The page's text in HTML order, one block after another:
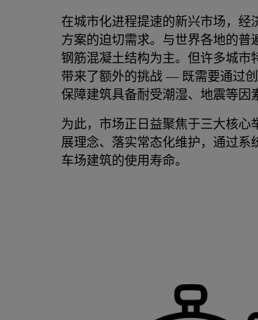
在城市化进程提速的新兴市场，
方案的迫切需求。与世界各地的普
钢筋混凝土结构为主。但许多城市
带来了额外的挑战 — 既需要通过
保障建筑具备耐受潮湿、地震等因
为此，市场正日益聚焦于三大核心
展理念、落实常态化维护，通过
车场建筑的使用寿命。